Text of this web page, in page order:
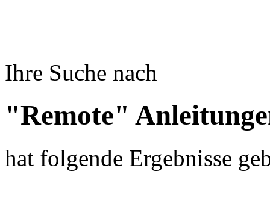
Ihre Suche nach
"Remote"
hat folgende Ergebnisse